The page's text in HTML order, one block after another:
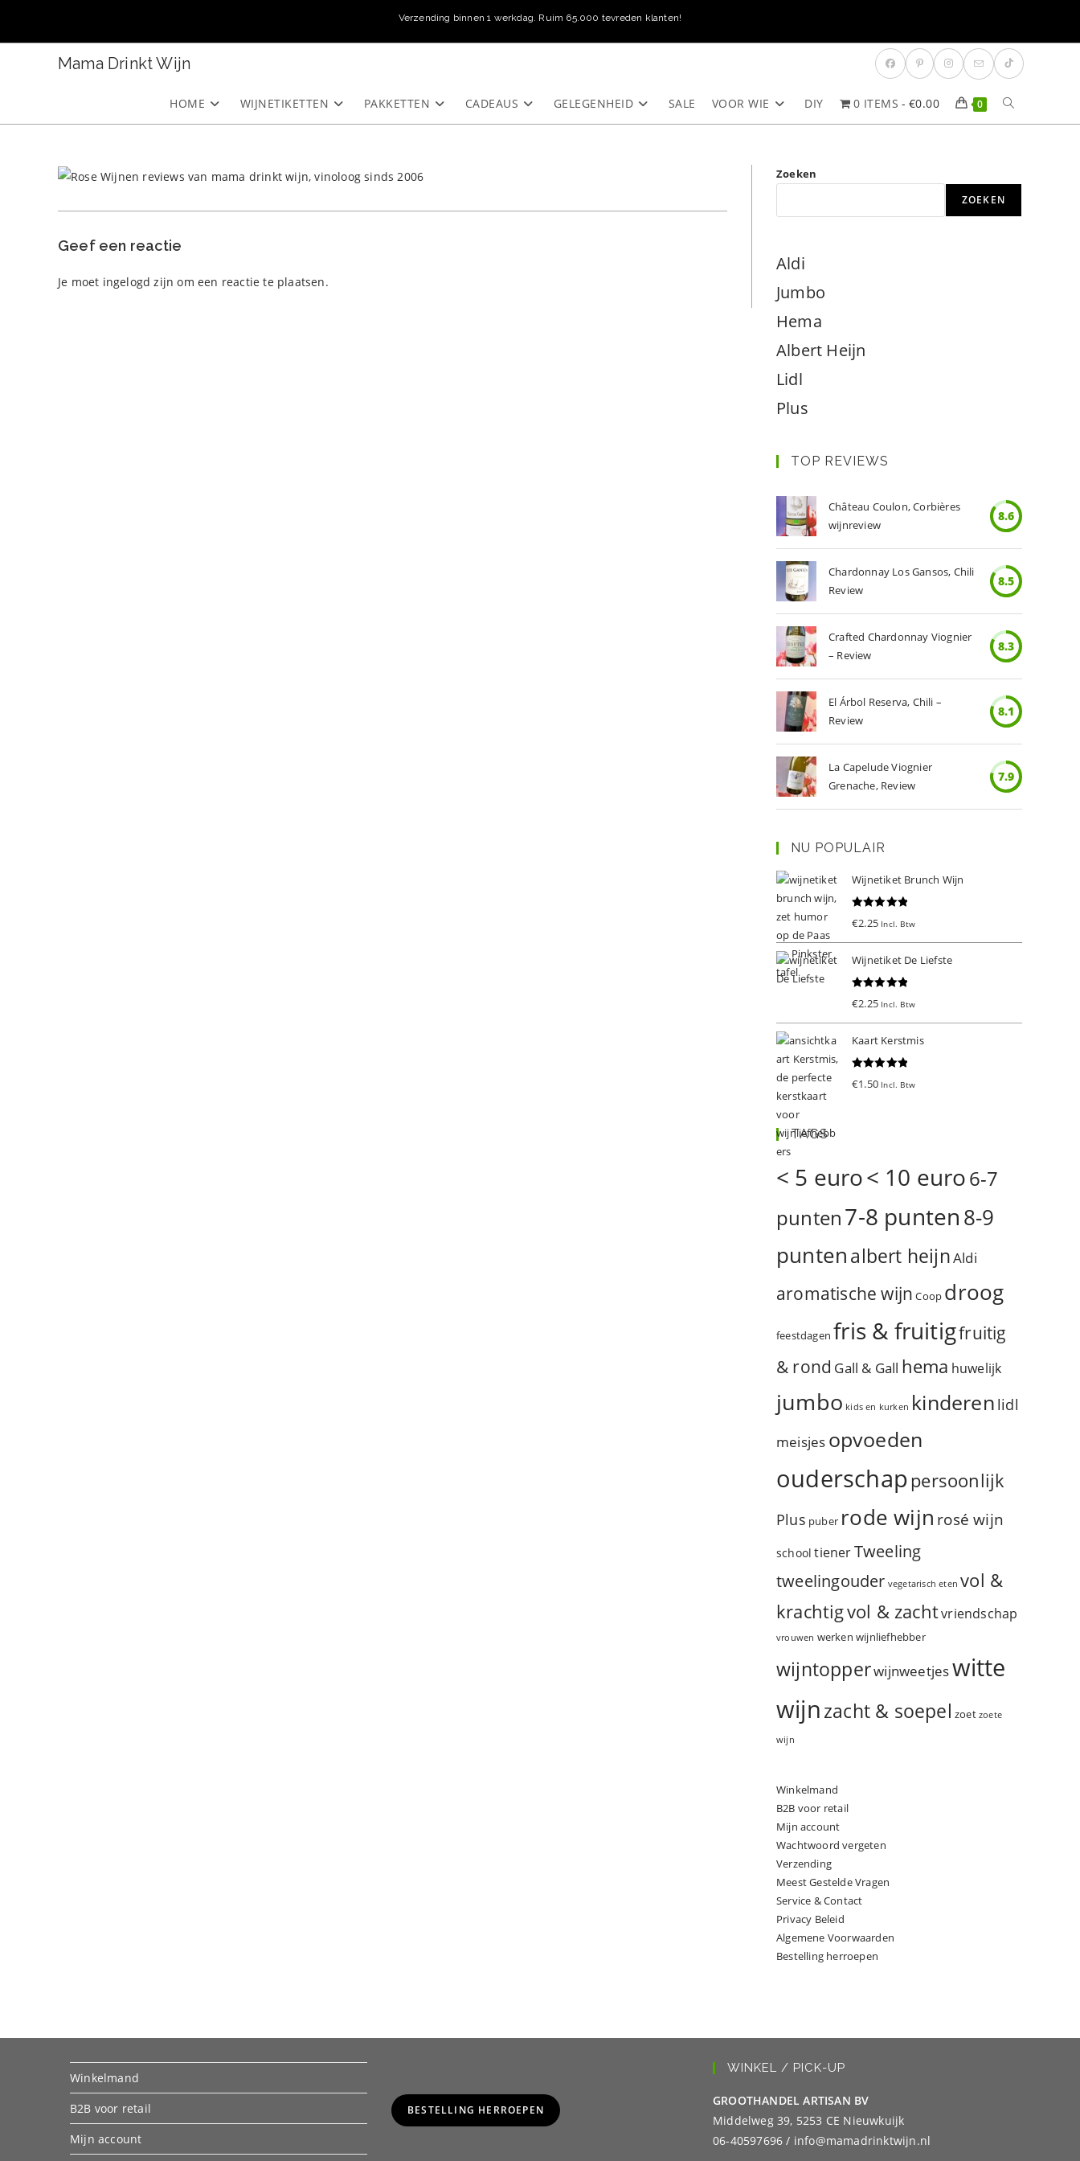
Verzending binnen 1 werkdag. Ruim 65.000 tevreden klanten!
Mama Drinkt Wijn
HOME WIJNETIKETTEN PAKKETTEN CADEAUS GELEGENHEID SALE VOOR WIE DIY 0 ITEMS €0.00 0 TOGGLE
ZOEKEN
Geef een reactie
Je moet ingelogd zijn om een reactie te plaatsen.
Zoeken
ZOEKEN
Aldi
Jumbo
Hema
Albert Heijn
Lidl
Plus
TOP REVIEWS
Château Coulon, Corbières
wijnreview
8.6
Chardonnay Los Gansos, Chili
Review
8.5
Crafted Chardonnay Viognier
– Review
8.3
El Árbol Reserva, Chili –
Review
8.1
La Capelude Viognier
Grenache, Review
7.9
NU POPULAIR
Wijnetiket Brunch Wijn
€2.25 Incl. Btw
Wijnetiket De Liefste
€2.25 Incl. Btw
Kaart Kerstmis
€1.50 Incl. Btw
TAGS
< 5 euro< 10 euro6-7
punten7-8 punten8-9
puntenalbert heijnAldi
aromatische wijn Coop droog
feestdagen fris & fruitigfruitig
& rond Gall & Gall hema huwelijk
jumbo kids en kurken kinderen lidl
meisjes opvoeden
ouderschappersoonlijk
Plus puber rode wijn rosé wijn
school tienerTweeling
tweelingouder vegetarisch eten vol &
krachtigvol & zachtvriendschap
vrouwen werken wijnliefhebber
wijntopperwijnweetjeswitte
wijnzacht & soepel zoet zoete
wijn
Winkelmand
B2B voor retail
Mijn account
Wachtwoord vergeten
Verzending
Meest Gestelde Vragen
Service & Contact
Privacy Beleid
Algemene Voorwaarden
Bestelling herroepen
Winkelmand
B2B voor retail
Mijn account
BESTELLING HERROEPEN
WINKEL / PICK-UP
GROOTHANDEL ARTISAN BV
Middelweg 39, 5253 CE Nieuwkuijk
06-40597696 / info@mamadrinktwijn.nl